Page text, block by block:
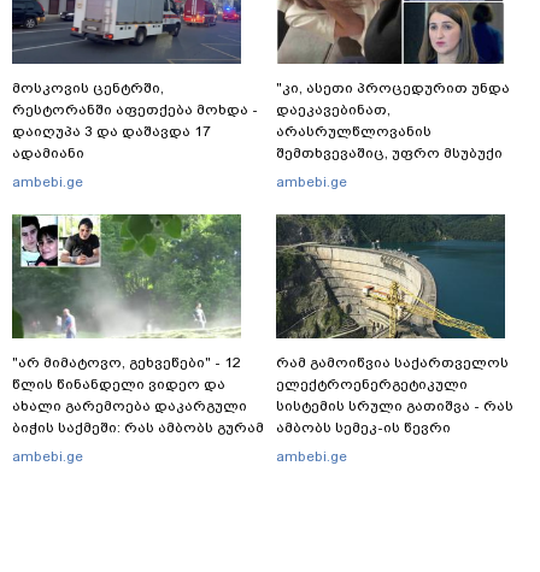
მოსკოვის ცენტრში,
რესტორანში აფეთქება მოხდა -
დაიღუპა 3 და დაშავდა 17
ადამიანი
ambebi.ge
"არ მიმატოვო, გეხვეწები" - 12
წლის წინანდელი ვიდეო და
ახალი გარემოება დაკარგული
ბიჭის საქმეში: რას ამბობს გურამ
დადიანიძის დედა
ambebi.ge
"კი, ასეთი პროცედურით უნდა
დაეკავებინათ,
არასრულწლოვანის
შემთხვევაშიც, უფრო მსუბუქი
ვარიანტი ძნელი
რატომ აღსრულდა განჩინება
ღამე" - იურისტები
ambebi.ge
რამ გამოიწვია საქართველოს
ელექტროენერგეტიკული
სისტემის სრული გათიშვა - რას
ამბობს სემეკ-ის წევრი
ambebi.ge